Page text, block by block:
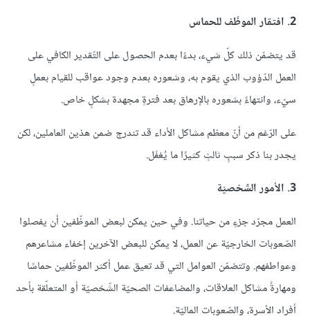
2. افتقار الموظّف للحماس
قد يتضمّن ذلك كلّ شيء، بدءًا بعدم الحصول على التّقدير الكافي على
العمل الدّؤوب الذي يقوم به، وشعوره بعدم وجود عواقب للقيام بعملٍ
سيّء، وانتهاءً بشعوره بالإرهاق بعد فترةٍ مجهدة بشكلٍ خاص.
على الرّغم من أنّ معظم مشاكل الأداء قد تندرج ضمن هذين العاملين، لكن
يجدر بنا ذكر سببٍ ثالثٍ كثيرًا ما يُغفَل.
3. الأمور الشّخصيّة
العمل مجرّد جزءٍ من حياتنا. وفي حين يمكن لبعض الموظّفين أن يفصلوا
الصّعوبات الخارجيّة عن العمل، لا يمكن للبعض الآخرين إخفاء مشاعرهم
وعواطفهم. وتتضمّن العوامل التي قد تعيق عمل أكثر الموظّفين حماسًا
ومهارةً مشاكل العلاقات، والمضاعفات الصحيّة الشّخصيّة أو المتعلّقة بأحد
أفراد الأسرة، والصّعوبات الماليّة.